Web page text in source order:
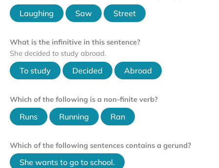
Laughing Saw Street
What is the infinitive in this sentence?
She decided to study abroad.
To study Decided Abroad
Which of the following is a non-finite verb?
Runs Running Ran
Which of the following sentences contains a gerund?
She wants to go to school.